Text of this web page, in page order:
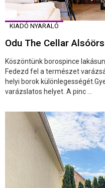
KIADÓ NYARALÓ
Odu The Cellar Alsóörs
Köszöntünk borospince
Fedezd fel a természet
helyi borok
varázslatos helyet. A pinc ...